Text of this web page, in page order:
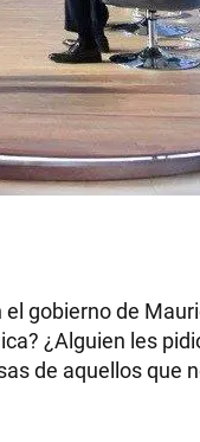
gobierno de
¿Alguien les
de aquellos que